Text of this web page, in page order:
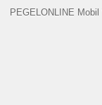
PEGELONLINE